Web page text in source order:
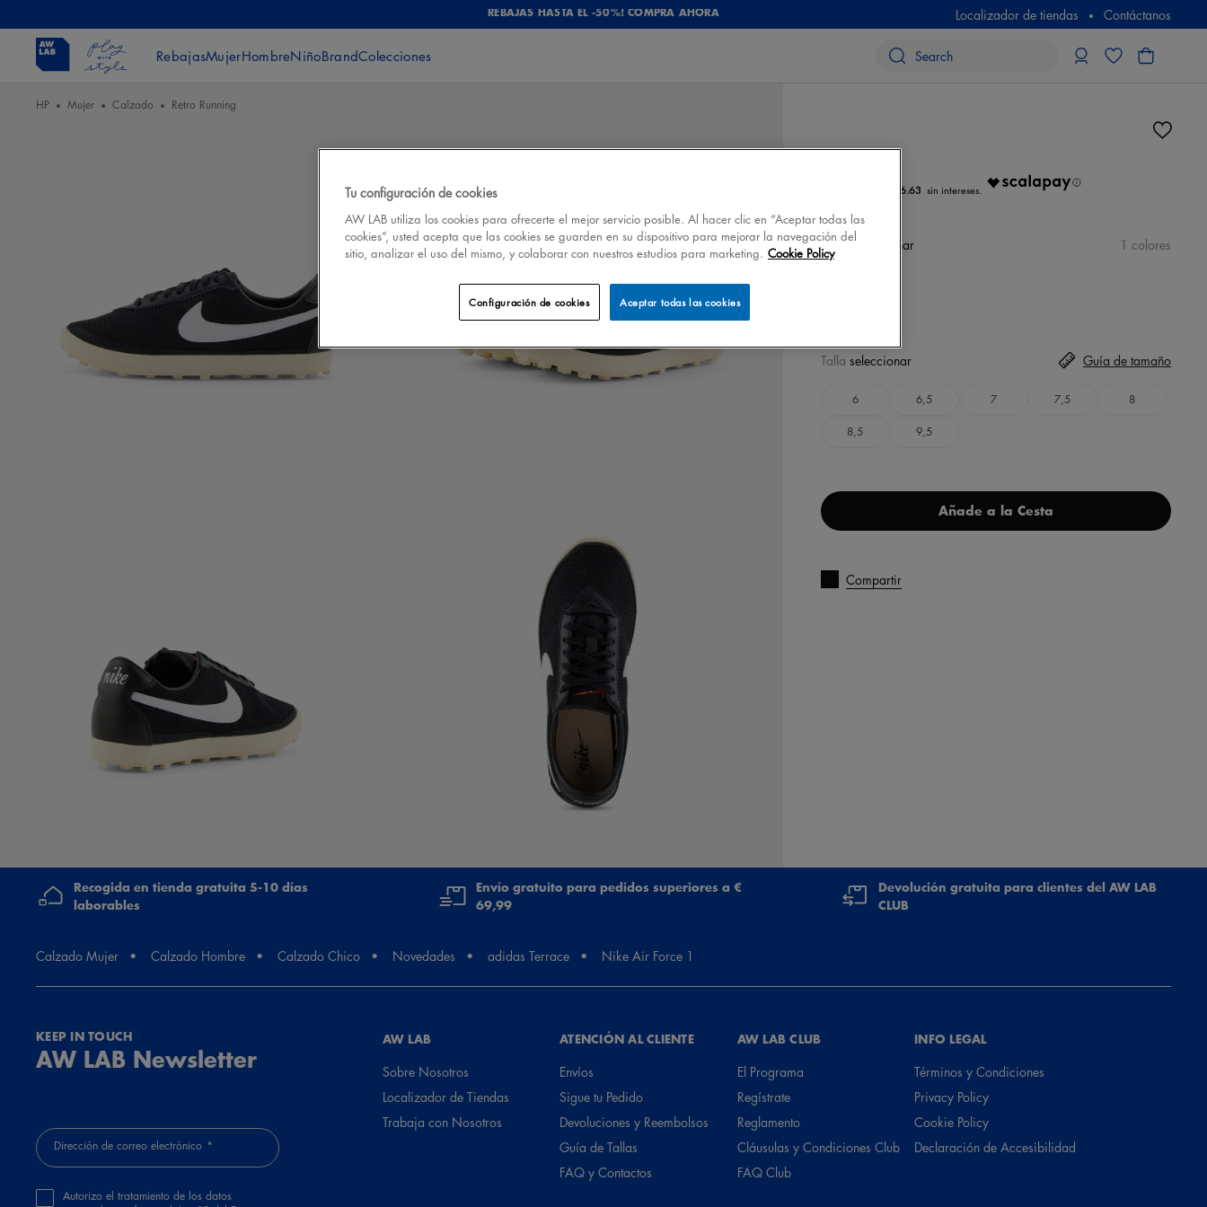
REBAJAS HASTA EL -50%! COMPRA AHORA Localizador de tiendas Contáctanos
RebajasMujerHombreNiñoBrandColecciones
HP Mujer Calzado Retro Running
N/D
€ 26.63
colorseleccionar 1 colores
Talla seleccionar
6 6,5 7 7,5 8
8,5 9,5
Guía de tamaño
Añade a la Cesta
Compartir
Recogida en tienda gratuita 5-10 días
laborables
Envío gratuito para pedidos superiores a €
69,99
Devolución gratuita para clientes del AW LAB
CLUB
Calzado Mujer Calzado Hombre Calzado Chico Novedades adidas Terrace Nike Air Force 1
KEEP IN TOUCH
AW LAB Newsletter
Dirección de correo electrónico
Autorizo el tratamiento de los datos
AW LAB
Sobre Nosotros
Localizador de Tiendas
Trabaja con Nosotros
ATENCIÓN AL CLIENTE
Envíos
Sigue tu Pedido
Devoluciones y Reembolsos
Guía de Tallas
FAQ y Contactos
AW LAB CLUB
El Programa
Regístrate
Reglamento
Cláusulas y Condiciones Club
FAQ Club
INFO LEGAL
Términos y Condiciones
Privacy Policy
Cookie Policy
Declaración de Accesibilidad
Tu configuración de cookies
AW LAB utiliza los cookies para ofrecerte el mejor servicio posible. Al hacer clic en “Aceptar todas las
cookies”, usted acepta que las cookies se guarden en su dispositivo para mejorar la navegación del
sitio, analizar el uso del mismo, y colaborar con nuestros estudios para marketing. Cookie Policy
Aceptar todas las cookies
Configuración de cookies